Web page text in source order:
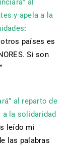
al
y apela a la
:
países es
Si son
”
al reparto de
a la solidaridad
leído mi
las palabras